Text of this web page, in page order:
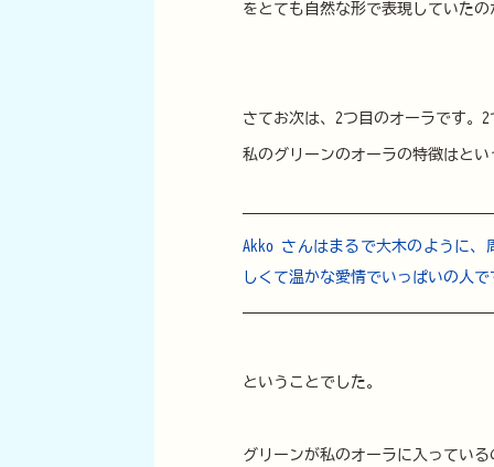
をとても自然な形で表現していた
さてお次は、2つ目のオーラです。
私のグリーンのオーラの特徴はとい
Akko さんはまるで大木のように、
しくて温かな愛情でいっぱいの人で
ということでした。
グリーンが私のオーラに入ってい